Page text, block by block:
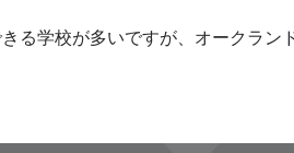
る学校が多いですが、オークラン